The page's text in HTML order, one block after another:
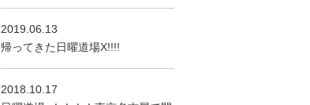
2019.06.13
帰ってきた日曜道場X!!!!
2018.10.17